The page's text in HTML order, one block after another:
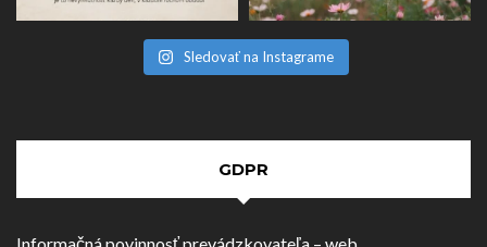
Sledovať na Instagrame
GDPR